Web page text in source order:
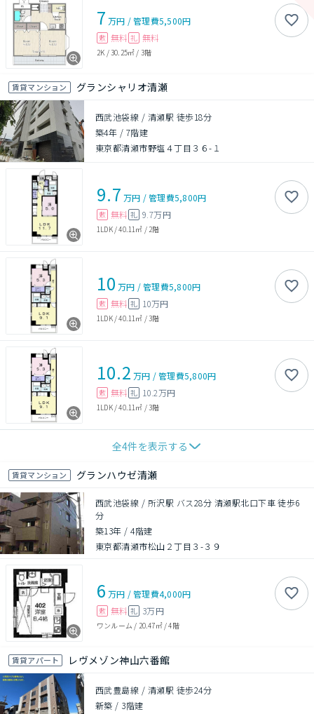
7 万円 /管理費5,500円
敷 無料 礼 無料
2K /30.25㎡ / 3階
賃貸マンション グランシャリオ清瀬
西武池袋線 / 清瀬駅 徒歩18分
築4年 / 7階建
東京都清瀬市野塩４丁目３６-１
9.7 万円 /管理費5,800円
敷 無料 礼 9.7万円
1LDK/40.11㎡ / 2階
10 万円 /管理費5,800円
敷 無料 礼 10万円
1LDK/40.11㎡ /3階
10.2 万円 /管理費5,800円
敷 無料 礼 10.2万円
1LDK/40.11㎡ /3階
全4件を表示する
賃貸マンション グランハウゼ清瀬
西武池袋線 / 所沢駅 バス28分 清瀬駅北口下車 徒歩6
分
築13年 /4階建
東京都清瀬市松山２丁目３-３９
6 万円 /管理費4,000円
敷 無料 礼 3万円
ワンルーム / 20.47㎡/4階
賃貸アパート レヴメゾン神山六番館
西武豊島線 / 清瀬駅 徒歩24分
新築 / 3階建